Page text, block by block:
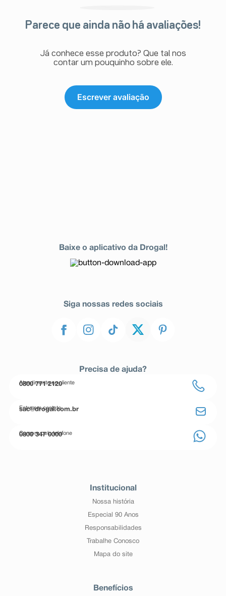
Parece que ainda não há avaliações!
Já conhece esse produto? Que tal nos
contar um pouquinho sobre ele.
Escrever avaliação
Baixe o aplicativo da Drogal!
Siga nossas redes sociais
Precisa de ajuda?
Atendimento ao cliente
0800 771 2120
Entre em contato
sac@drogal.com.br
Compre pelo telefone
0800 347 0000
Institucional
Nossa história
Especial 90 Anos
Responsabilidades
Trabalhe Conosco
Mapa do site
Benefícios